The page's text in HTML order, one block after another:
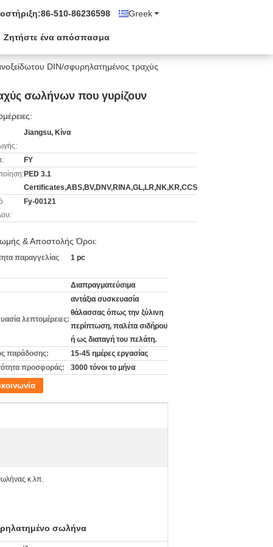
Greek
86-510-86236598
Ζητήστε ένα απόσπασμα
DIN/σφυρηλατημένος τραχύς
σωλήνων που γυρίζουν
Jiangsu, Κίνα
FY
PED 3.1
Certificates,ABS,BV,DNV,RINA,GL,LR,NK,KR,CCS
Fy-00121
& Αποστολής Όροι:
παραγγελίας
1 pc
Διαπραγματεύσιμα
λεπτομέρειες:
αντάξια συσκευασία
θάλασσας όπως την ξύλινη
περίπτωση, παλέτα σιδήρου
ή ως διαταγή του πελάτη.
παράδοσης:
15-45 ημέρες εργασίας
προσφοράς:
3000 τόνοι το μήνα
κ.λπ.
σωλήνα